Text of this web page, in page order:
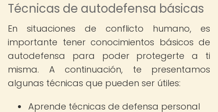
Técnicas de autodefensa básicas
En situaciones de conflicto humano, es
importante tener conocimientos básicos de
autodefensa para poder protegerte a ti
misma. A continuación, te presentamos
algunas técnicas que pueden ser útiles:
Aprende técnicas de defensa personal